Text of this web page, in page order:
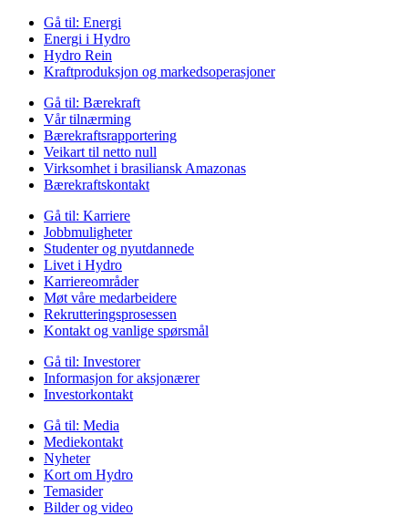
Gå til: Energi
Energi i Hydro
Hydro Rein
Kraftproduksjon og markedsoperasjoner
Gå til: Bærekraft
Vår tilnærming
Bærekraftsrapportering
Veikart til netto null
Virksomhet i brasiliansk Amazonas
Bærekraftskontakt
Gå til: Karriere
Jobbmuligheter
Studenter og nyutdannede
Livet i Hydro
Karriereområder
Møt våre medarbeidere
Rekrutteringsprosessen
Kontakt og vanlige spørsmål
Gå til: Investorer
Informasjon for aksjonærer
Investorkontakt
Gå til: Media
Mediekontakt
Nyheter
Kort om Hydro
Temasider
Bilder og video